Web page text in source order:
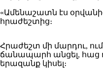
«Ամենաշատն էս
հրաժեշտից։
Հրաժեշտ մի մարդու,
ճանապարհ անցել, հաց
երազանք կիսել։